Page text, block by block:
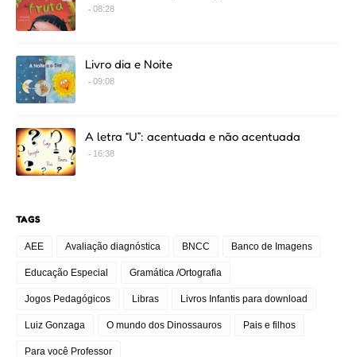
08:28
Livro dia e Noite
09:08
A letra “U”: acentuada e não acentuada
16:38
TAGS
AEE Avaliação diagnóstica BNCC Banco de Imagens
Educação Especial Gramática /Ortografia
Jogos Pedagógicos Libras Livros Infantis para download
Luiz Gonzaga O mundo dos Dinossauros Pais e filhos
Para você Professor